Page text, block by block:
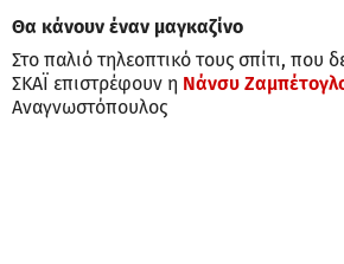
Θα κάνουν έναν μαγκαζίνο
Στο παλιό τηλεοπτικό τους σπίτι, που
ΣΚΑΪ επιστρέφουν η Νάνσυ
Αναγνωστόπουλος